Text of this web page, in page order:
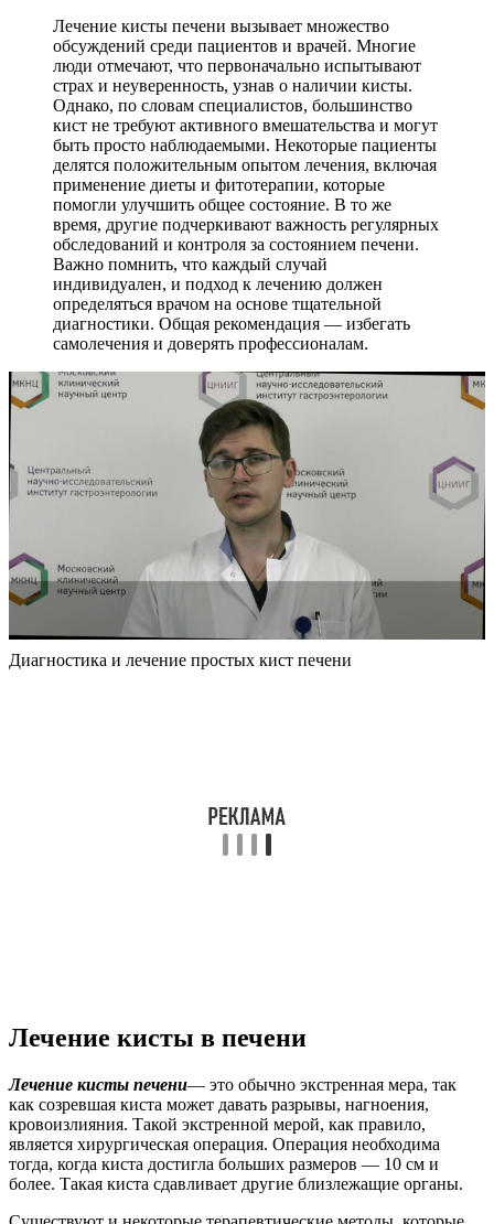
Лечение кисты печени вызывает множество
обсуждений среди пациентов и врачей. Многие
люди отмечают, что первоначально испытывают
страх и неуверенность, узнав о наличии кисты.
Однако, по словам специалистов, большинство
кист не требуют активного вмешательства и могут
быть просто наблюдаемыми. Некоторые пациенты
делятся положительным опытом лечения, включая
применение диеты и фитотерапии, которые
помогли улучшить общее состояние. В то же
время, другие подчеркивают важность регулярных
обследований и контроля за состоянием печени.
Важно помнить, что каждый случай
индивидуален, и подход к лечению должен
определяться врачом на основе тщательной
диагностики. Общая рекомендация — избегать
самолечения и доверять профессионалам.
Диагностика и лечение простых кист печени
Лечение кисты в печени
Лечение кисты печени— это обычно экстренная мера, так
как созревшая киста может давать разрывы, нагноения,
кровоизлияния. Такой экстренной мерой, как правило,
является хирургическая операция. Операция необходима
тогда, когда киста достигла больших размеров — 10 см и
более. Такая киста сдавливает другие близлежащие органы.